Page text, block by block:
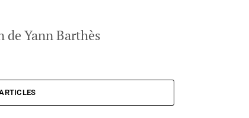
de Yann Barthès